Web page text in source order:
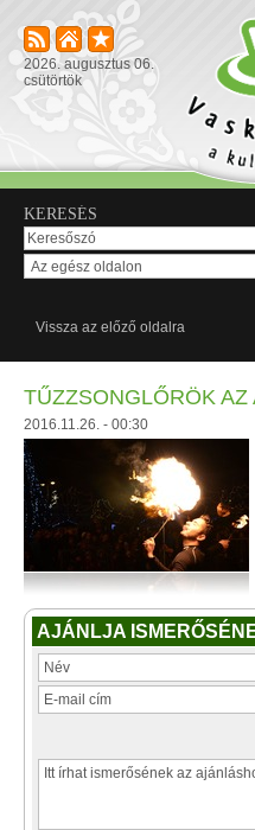
2026. augusztus 06.
csütörtök
KERESÉS
Vissza az előző oldalra
TŰZZSONGLŐRÖK
2016.11.26. - 00:30
AJÁNLJA